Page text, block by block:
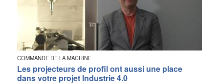
COMMANDE DE LA MACHINE
Les projecteurs de profil ont aussi une place
dans votre projet Industrie 4.0